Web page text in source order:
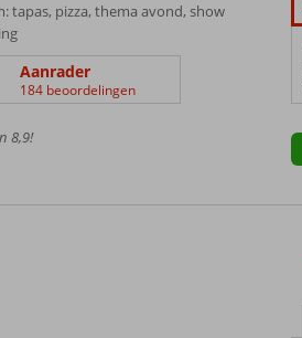
tapas, pizza, thema avond, show
Aanrader
184 beoordelingen
8,9!